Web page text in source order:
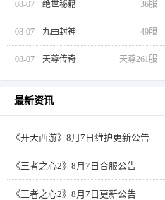
08-07 绝世秘籍 36服
08-07 九曲封神 49服
08-07 天尊传奇 天尊261服
最新资讯
《开天西游》8月7日维护更新公告
《王者之心2》8月7日合服公告
《王者之心2》8月7日更新公告